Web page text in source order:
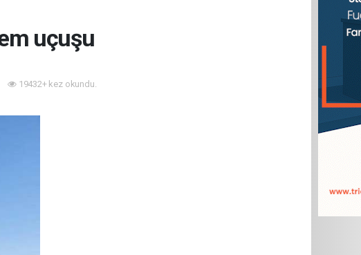
uçuşu
19432+ kez okundu.